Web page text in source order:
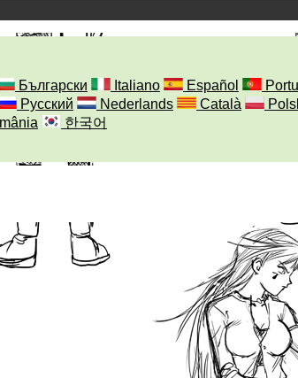
Български Italiano Español
Русский Nederlands Català
한국어